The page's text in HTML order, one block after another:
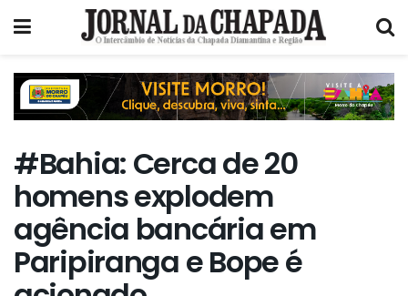
#Bahia: Cerca de 20
homens explodem
agência bancária em
Paripiranga e Bope é